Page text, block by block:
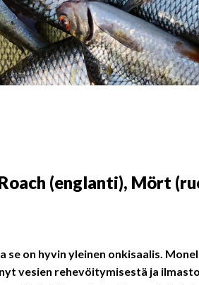
(englanti), Mört
se on hyvin yleinen onkisaalis.
vesien rehevöitymisestä ja